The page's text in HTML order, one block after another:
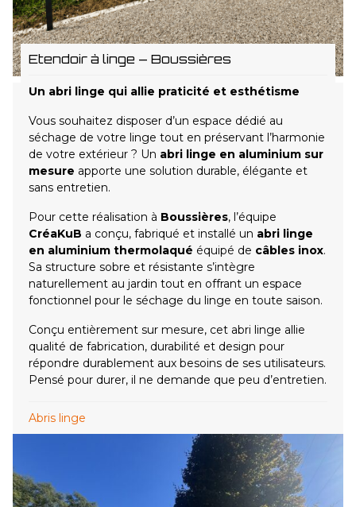
Etendoir à linge – Boussières
Un abri linge qui allie praticité et esthétisme
Vous souhaitez disposer d’un espace dédié au
séchage de votre linge tout en préservant l’harmonie
de votre extérieur ? Un abri linge en aluminium sur
mesure apporte une solution durable, élégante et
sans entretien.
Pour cette réalisation à Boussières, l’équipe
CréaKuB a conçu, fabriqué et installé un abri linge
en aluminium thermolaqué équipé de câbles inox.
Sa structure sobre et résistante s’intègre
naturellement au jardin tout en offrant un espace
fonctionnel pour le séchage du linge en toute saison.
Conçu entièrement sur mesure, cet abri linge allie
qualité de fabrication, durabilité et design pour
répondre durablement aux besoins de ses utilisateurs.
Pensé pour durer, il ne demande que peu d’entretien.
Abris linge